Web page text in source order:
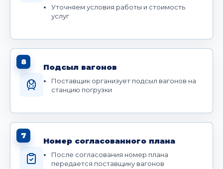
Уточняем условия работы и стоимость
услуг
8
Подсыл вагонов
Поставщик организует подсыл вагонов на
станцию погрузки
7
Номер согласованного плана
После согласования номер плана
передается поставщику вагонов